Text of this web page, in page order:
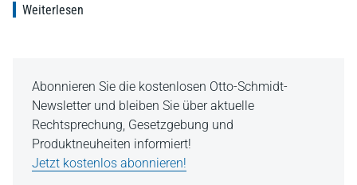
Weiterlesen
Abonnieren Sie die kostenlosen Otto-Schmidt-
Newsletter und bleiben Sie über aktuelle
Rechtsprechung, Gesetzgebung und
Produktneuheiten informiert!
Jetzt kostenlos abonnieren!